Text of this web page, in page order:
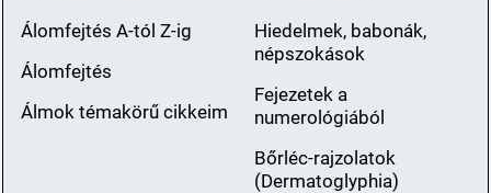
Álomfejtés A-tól Z-ig
Álomfejtés
Álmok témakörű cikkeim
Hiedelmek, babonák,
népszokások
Fejezetek a
numerológiából
Bőrléc-rajzolatok
(Dermatoglyphia)